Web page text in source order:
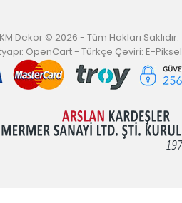
Dekor © 2026 - Tüm Hakları Saklıdır.
OpenCart- Türkçe Çeviri: E-Piksel